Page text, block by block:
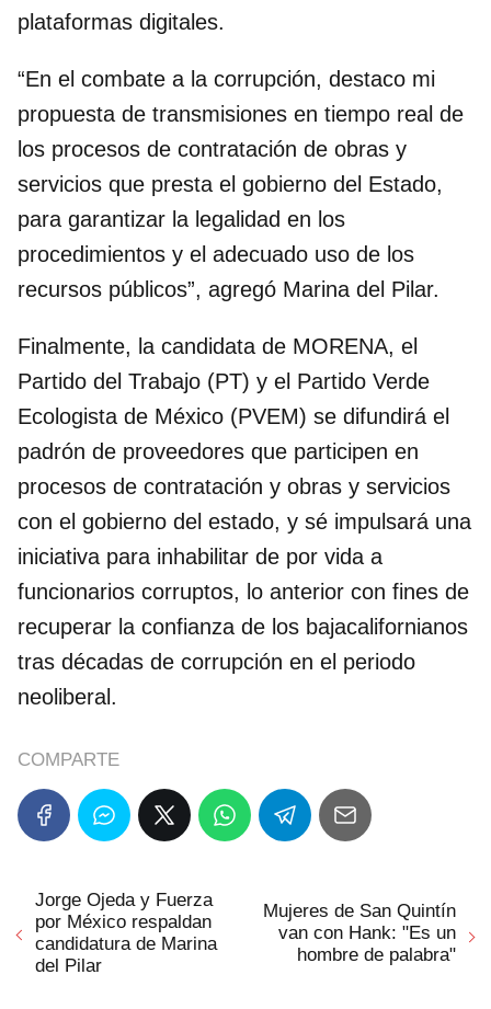
plataformas digitales.
“En el combate a la corrupción, destaco mi
propuesta de transmisiones en tiempo real de
los procesos de contratación de obras y
servicios que presta el gobierno del Estado,
para garantizar la legalidad en los
procedimientos y el adecuado uso de los
recursos públicos”, agregó Marina del Pilar.
Finalmente, la candidata de MORENA, el
Partido del Trabajo (PT) y el Partido Verde
Ecologista de México (PVEM) se difundirá el
padrón de proveedores que participen en
procesos de contratación y obras y servicios
con el gobierno del estado, y sé impulsará una
iniciativa para inhabilitar de por vida a
funcionarios corruptos, lo anterior con fines de
recuperar la confianza de los bajacalifornianos
tras décadas de corrupción en el periodo
neoliberal.
COMPARTE
Jorge Ojeda y Fuerza
por México respaldan
candidatura de Marina
del Pilar
Mujeres de San Quintín
van con Hank: "Es un
hombre de palabra"